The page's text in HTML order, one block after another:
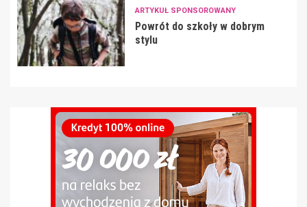
ARTYKUŁ SPONSOROWANY
Powrót do szkoły w dobrym
stylu